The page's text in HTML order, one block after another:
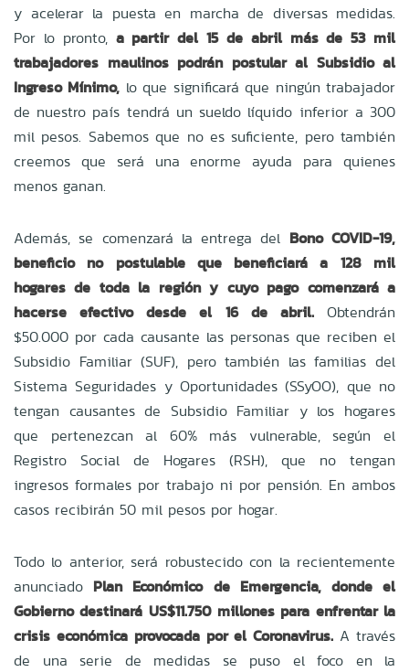
y acelerar la puesta en marcha de diversas medidas.
Por lo pronto, a partir del 15 de abril más de 53 mil
trabajadores maulinos podrán postular al Subsidio al
Ingreso Mínimo, lo que significará que ningún trabajador
de nuestro país tendrá un sueldo líquido inferior a 300
mil pesos. Sabemos que no es suficiente, pero también
creemos que será una enorme ayuda para quienes
menos ganan.
Además, se comenzará la entrega del Bono COVID-19,
beneficio no postulable que beneficiará a 128 mil
hogares de toda la región y cuyo pago comenzará a
hacerse efectivo desde el 16 de abril.Obtendrán
$50.000 por cada causante las personas que reciben el
Subsidio Familiar (SUF), pero también las familias del
Sistema Seguridades y Oportunidades (SSyOO), que no
tengan causantes de Subsidio Familiar y los hogares
que pertenezcan al 60% más vulnerable, según el
Registro Social de Hogares (RSH), que no tengan
ingresos formales por trabajo ni por pensión. En ambos
casos recibirán 50 mil pesos por hogar.
Todo lo anterior, será robustecido con la recientemente
anunciado Plan Económico de Emergencia, donde el
Gobierno destinará US$11.750 millones para enfrentar la
crisis económica provocada por el Coronavirus. A través
de una serie de medidas se puso el foco en la